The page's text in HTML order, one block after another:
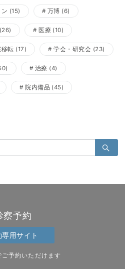
(15) 万博 (6)
(26) 医療 (10)
移転 (17) 学会・研究会 (23)
治療 (4)
院内備品 (45)
察予約
用サイト
予約いただけます